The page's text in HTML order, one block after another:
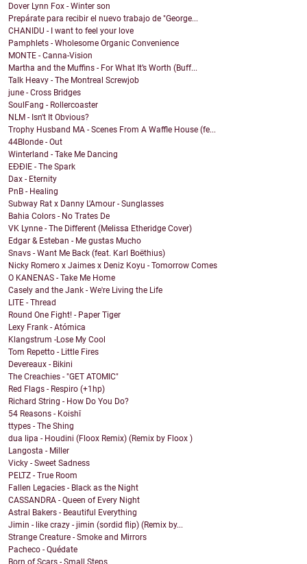
Dover Lynn Fox - Winter son
Prepárate para recibir el nuevo trabajo de "George...
CHANIDU - I want to feel your love
Pamphlets - Wholesome Organic Convenience
MONTE - Canna-Vision
Martha and the Muffins - For What It’s Worth (Buff...
Talk Heavy - The Montreal Screwjob
june - Cross Bridges
SoulFang - Rollercoaster
NLM - Isn't It Obvious?
Trophy Husband MA - Scenes From A Waffle House (fe...
44Blonde - Out
Winterland - Take Me Dancing
EĐĐIE - The Spark
Dax - Eternity
PnB - Healing
Subway Rat x Danny L'Amour - Sunglasses
Bahia Colors - No Trates De
VK Lynne - The Different (Melissa Etheridge Cover)
Edgar & Esteban - Me gustas Mucho
Snavs - Want Me Back (feat. Karl Boëthius)
Nicky Romero x Jaimes x Deniz Koyu - Tomorrow Comes
O KANENAS - Take Me Home
Casely and the Jank - We're Living the Life
LITE - Thread
Round One Fight! - Paper Tiger
Lexy Frank - Atómica
Klangstrum -Lose My Cool
Tom Repetto - Little Fires
Devereaux - Bikini
The Creachies - "GET ATOMIC"
Red Flags - Respiro (+1hp)
Richard String - How Do You Do?
54 Reasons - Koishī
ttypes - The Shing
dua lipa - Houdini (Floox Remix) (Remix by Floox )
Langosta - Miller
Vicky - Sweet Sadness
PELTZ - True Room
Fallen Legacies - Black as the Night
CASSANDRA - Queen of Every Night
Astral Bakers - Beautiful Everything
Jimin - like crazy - jimin (sordid flip) (Remix by...
Strange Creature - Smoke and Mirrors
Pacheco - Quédate
Born of Scars - Small Steps